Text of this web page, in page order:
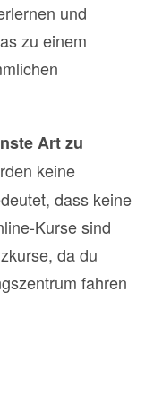
und
zu einem
Art zu
keine
dass keine
Kurse sind
da du
fahren